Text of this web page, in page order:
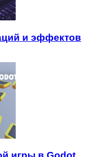
и эффектов